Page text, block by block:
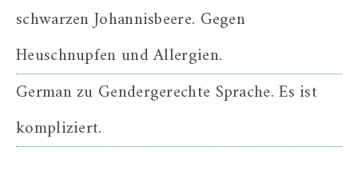
schwarzen Johannisbeere. Gegen
Heuschnupfen und Allergien.
Germanzu Gendergerechte Sprache. Es ist
kompliziert.